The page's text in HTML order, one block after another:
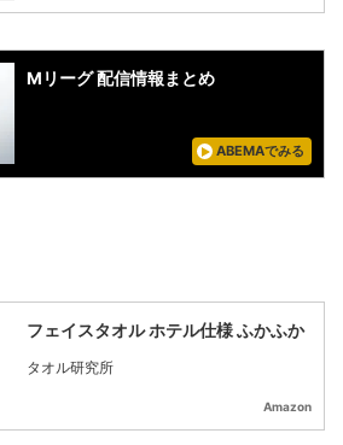
Mリーグ 配信情報まとめ
ABEMAでみる
フェイスタオル ホテル仕様 ふかふか
タオル研究所
Amazon